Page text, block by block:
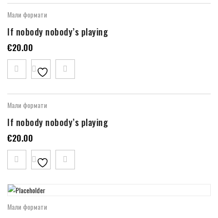
Мали формати
If nobody nobody’s playing
€20.00
Мали формати
If nobody nobody’s playing
€20.00
Мали формати